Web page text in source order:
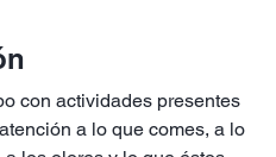
con actividades presentes
a lo que comes, a lo